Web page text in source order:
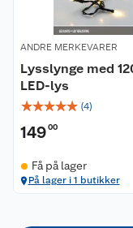
ANDRE MERKEVARER
Lysslynge med
LED-lys
☆☆☆☆☆ (4)
14900
Få på lager
På lager i 1 butikker
Våre merkevarer
Coop kjeder
Ledige stillinger
Sikkerhetsdatablad
Ofte stilte spørsmål
Leveringsalternativer
Åpent kjøp
Retur av el-avfall
Trampoline